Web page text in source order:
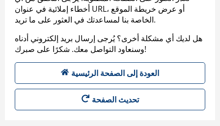
أخطاء إملائية في عنوان URL، أو عرض خريطة الموقع
الخاصة بنا لمساعدتك في العثور على ما تريد.
هل لديك أي مشكلة أخرى؟ يُرجى إرسال بريد إلكتروني أدناه
وسنعاود التواصل معك. شكرًا على صبرك!
العودة إلى الصفحة الرئيسية
تحديث الصفحة